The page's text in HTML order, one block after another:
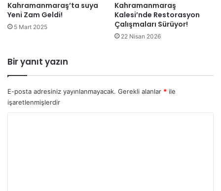
Kahramanmaraş’ta suya
Yeni Zam Geldi!
5 Mart 2025
Kahramanmaraş
Kalesi’nde Restorasyon
Çalışmaları Sürüyor!
22 Nisan 2026
Bir yanıt yazın
E-posta adresiniz yayınlanmayacak. Gerekli alanlar * ile
işaretlenmişlerdir